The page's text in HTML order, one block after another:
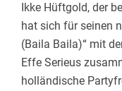
Ikke Hüftgold, der
hat sich für seinen
(Baila Baila)“ mit
Effe Serieus
holländische